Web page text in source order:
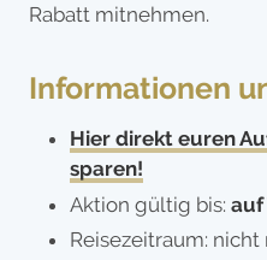
Rabatt mitnehmen.
Informationen
Hier direkt euren
sparen!
Aktion gültig bis:
Reisezeitraum: